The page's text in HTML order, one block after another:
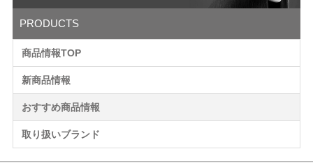
PRODUCTS
商品情報TOP
新商品情報
おすすめ商品情報
取り扱いブランド